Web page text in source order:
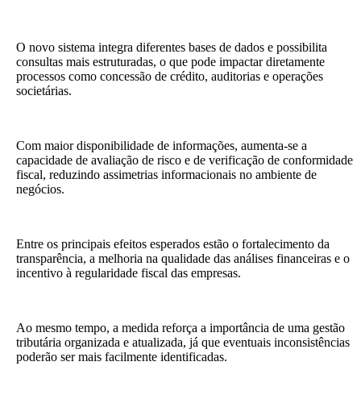
O novo sistema integra diferentes bases de dados e possibilita
consultas mais estruturadas, o que pode impactar diretamente
processos como concessão de crédito, auditorias e operações
societárias.
Com maior disponibilidade de informações, aumenta-se a
capacidade de avaliação de risco e de verificação de conformidade
fiscal, reduzindo assimetrias informacionais no ambiente de
negócios.
Entre os principais efeitos esperados estão o fortalecimento da
transparência, a melhoria na qualidade das análises financeiras e o
incentivo à regularidade fiscal das empresas.
Ao mesmo tempo, a medida reforça a importância de uma gestão
tributária organizada e atualizada, já que eventuais inconsistências
poderão ser mais facilmente identificadas.